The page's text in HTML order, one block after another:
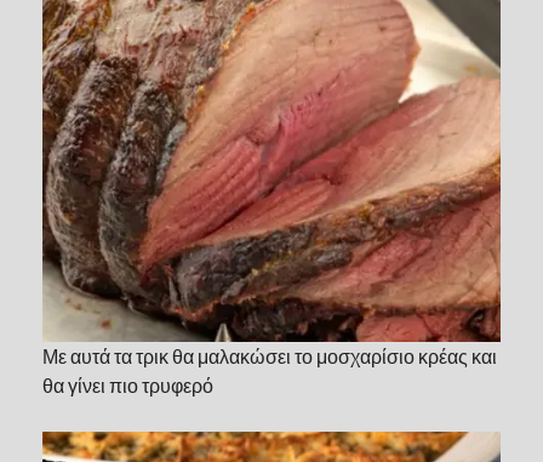
Με αυτά τα τρικ θα μαλακώσει το μοσχαρίσιο κρέας και
θα γίνει πιο τρυφερό